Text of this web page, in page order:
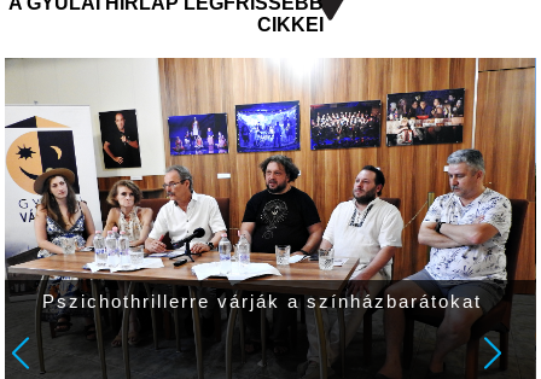
CIKKEI
Pszichothrillerre várják a színházbarátokat